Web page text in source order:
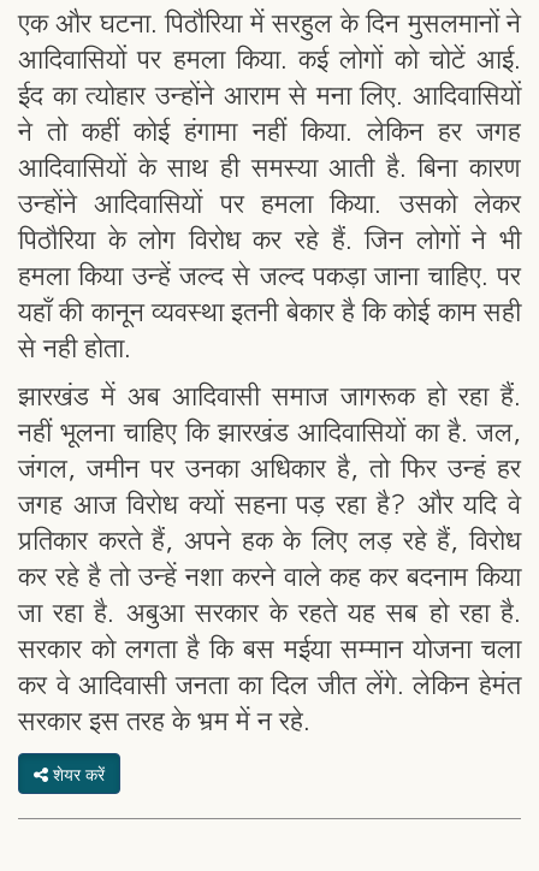
एक और घटना. पिठौरिया में सरहुल के दिन मुसलमानों ने
आदिवासियों पर हमला किया. कई लोगों को चोटें आई.
ईद का त्योहार उन्होंने आराम से मना लिए. आदिवासियों
ने तो कहीं कोई हंगामा नहीं किया. लेकिन हर जगह
आदिवासियों के साथ ही समस्या आती है. बिना कारण
उन्होंने आदिवासियों पर हमला किया. उसको लेकर
पिठौरिया के लोग विरोध कर रहे हैं. जिन लोगों ने भी
हमला किया उन्हें जल्द से जल्द पकड़ा जाना चाहिए. पर
यहाँ की कानून व्यवस्था इतनी बेकार है कि कोई काम सही
से नही होता.
झारखंड में अब आदिवासी समाज जागरूक हो रहा हैं.
नहीं भूलना चाहिए कि झारखंड आदिवासियों का है. जल,
जंगल, जमीन पर उनका अधिकार है, तो फिर उन्हं हर
जगह आज विरोध क्यों सहना पड़ रहा है? और यदि वे
प्रतिकार करते हैं, अपने हक के लिए लड़ रहे हैं, विरोध
कर रहे है तो उन्हें नशा करने वाले कह कर बदनाम किया
जा रहा है. अबुआ सरकार के रहते यह सब हो रहा है.
सरकार को लगता है कि बस मईया सम्मान योजना चला
कर वे आदिवासी जनता का दिल जीत लेंगे. लेकिन हेमंत
सरकार इस तरह के भ्रम में न रहे.
शेयर करें